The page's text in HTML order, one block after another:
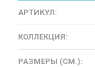
АРТИКУЛ:
КОЛЛЕКЦИЯ:
РАЗМЕРЫ (СМ.):